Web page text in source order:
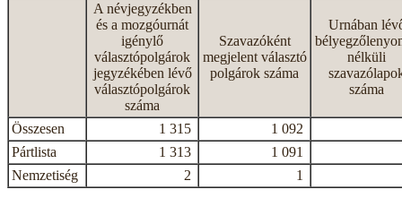
A névjegyzékben
és a mozgóurnát
igénylő
választópolgárok
jegyzékében lévő
választópolgárok
száma
Szavazóként
megjelent választó
polgárok száma
Urnában
nélküli
száma
Összesen 1 315
1 092
Pártlista
1 313
1 091
Nemzetiség
2 1